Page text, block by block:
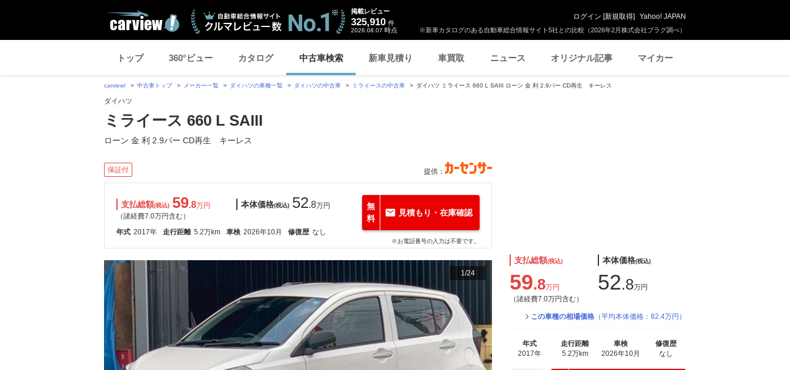
※新車カタログのある自動車総合情報サイト5社との比較（2026年2月株式会社プラグ調べ）
掲載レビュー
325,910 件
2026.08.07 時点
ログイン [新規取得] Yahoo! JAPAN
トップ 360°ビュー カタログ 中古車検索 新車見積り 車買取 ニュース オリジナル記事 マイカー
carview! 中古車トップ メーカー一覧 ダイハツの車種一覧 ダイハツの中古車 ミライースの中古車 ダイハツ ミライース 660 L SAIII ローン 金 利 2.9パー CD再生 キーレス
ダイハツ
ミライース 660 L SAIII
ローン 金 利 2.9パー CD再生 キーレス
保証付 提供：
支払総額(税込) 59.8万円
（諸経費7.0万円含む）
本体価格(税込) 52.8万円
年式 2017年 走行距離 5.2万km 車検 2026年10月 修復歴 なし
無
料
見積もり・在庫確認
※お電話番号の入力は不要です。
1/24
支払総額(税込)
59.8万円
（諸経費7.0万円含む）
本体価格(税込)
52.8万円
この車種の相場価格 （平均本体価格：82.4万円）
年式
2017年
走行距離
5.2万km
車検
2026年10月
修復歴
なし